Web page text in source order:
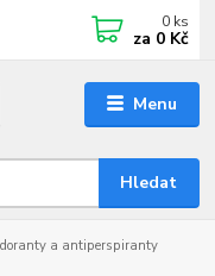
Menu
Hledat
0 ks
za 0 Kč
a antiperspiranty